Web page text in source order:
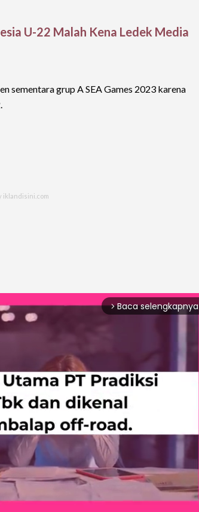
U-22 Malah Kena Ledek Media
sementara grup A SEA Games 2023 karena
arrow_forward_ios Baca selengkapnya